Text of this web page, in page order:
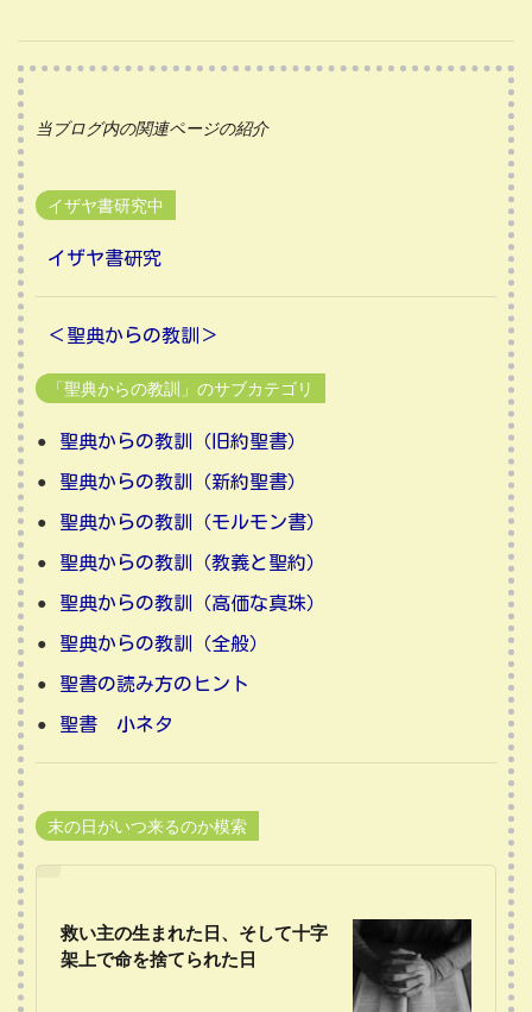
当ブログ内の関連ページの紹介
イザヤ書研究中
イザヤ書研究
＜聖典からの教訓＞
「聖典からの教訓」のサブカテゴリ
聖典からの教訓（旧約聖書）
聖典からの教訓（新約聖書）
聖典からの教訓（モルモン書）
聖典からの教訓（教義と聖約）
聖典からの教訓（高価な真珠）
聖典からの教訓（全般）
聖書の読み方のヒント
聖書 小ネタ
末の日がいつ来るのか模索
救い主の生まれた日、そして十字
架上で命を捨てられた日